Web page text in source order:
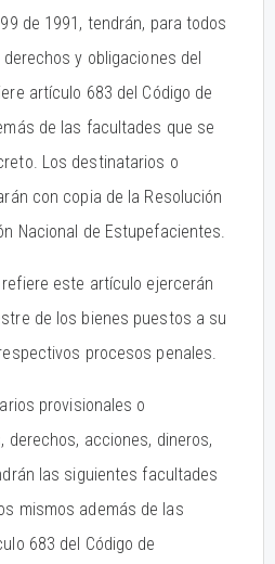
de 1991, tendrán, para todos
y obligaciones del
artículo 683 del Código de
de las facultades que se
Los destinatarios o
con copia de la Resolución
Nacional de Estupefacientes.
este artículo ejercerán
de los bienes puestos a su
procesos penales.
provisionales o
derechos, acciones, dineros,
las siguientes facultades
mismos además de las
683 del Código de